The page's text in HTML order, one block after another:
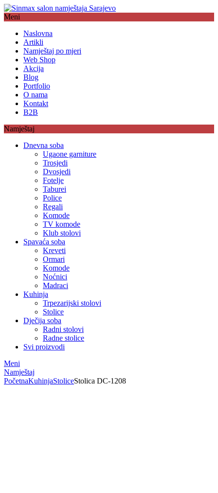
Meni
Naslovna
Artikli
Namještaj po mjeri
Web Shop
Akcija
Blog
Portfolio
O nama
Kontakt
B2B
Namještaj
Dnevna soba
Ugaone garniture
Trosjedi
Dvosjedi
Fotelje
Taburei
Police
Regali
Komode
TV komode
Klub stolovi
Spavaća soba
Kreveti
Ormari
Komode
Noćnici
Madraci
Kuhinja
Trpezarijski stolovi
Stolice
Dječija soba
Radni stolovi
Radne stolice
Svi proizvodi
Meni
Namještaj
PočetnaKuhinjaStoliceStolica DC-1208